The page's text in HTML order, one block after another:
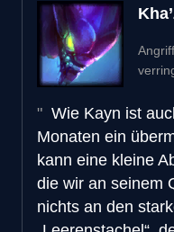
Wie Kayn ist
Monaten ein
kann eine kleine
die wir an seinem
nichts an den